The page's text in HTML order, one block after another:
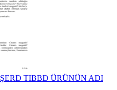
TIBBĐ ÜRÜNÜN ADI